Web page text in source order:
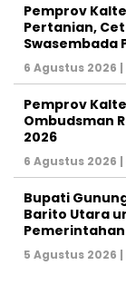
Pemprov
Pertanian,
Swasembada
6 Agustus 2026 |
Pemprov
Ombudsman
2026
6 Agustus 2026 |
Bupati
Barito Utara
Pemerintahan
5 Agustus 2026 |